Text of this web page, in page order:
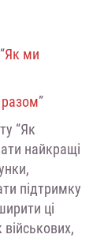
Як ми
”
“Як
найкращі
підтримку
ці
військових,